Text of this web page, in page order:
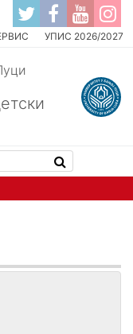
УПИС 2026/2027